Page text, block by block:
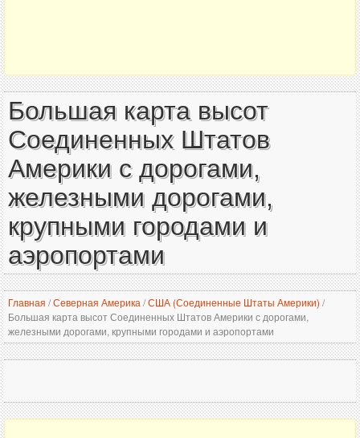
Большая карта высот
Соединенных Штатов
Америки с дорогами,
железными дорогами,
крупными городами и
аэропортами
Главная /Северная Америка /США (Соединенные Штаты Америки) /
Большая карта высот Соединенных Штатов Америки с дорогами,
железными дорогами, крупными городами и аэропортами